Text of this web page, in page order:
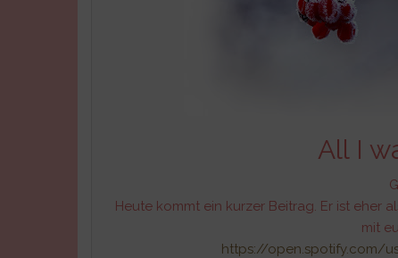
All I
Heute kommt ein kurzer Beitrag. Er ist eher
mit
https://open.spotify.com/